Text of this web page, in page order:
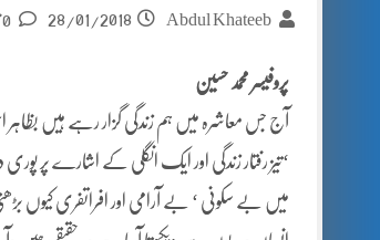
Abdul Khateeb
28/01/2018
پروفیسر محمد حسین
آج جس معاشرہ میں ہم زندگی گزار رہے ہیں بظاہر اس
‘تیز رفتار زندگی اور ایک انگلی کے اشارے پر پوری
میں بے سکونی ‘ بے آرامی اور افراتفری کیوں